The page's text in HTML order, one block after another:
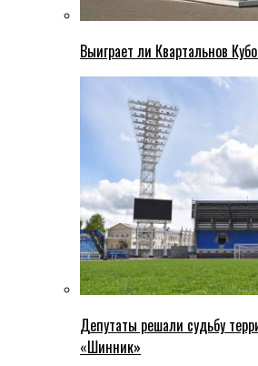
Выиграет ли Квартальнов
Депутаты решали судьбу
«Шинник»